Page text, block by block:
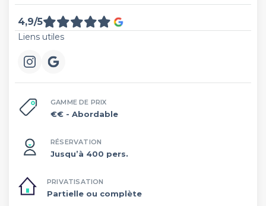
4,9/5
Liens utiles
GAMME DE PRIX
€€ - Abordable
RÉSERVATION
Jusqu’à 400 pers.
PRIVATISATION
Partielle ou complète